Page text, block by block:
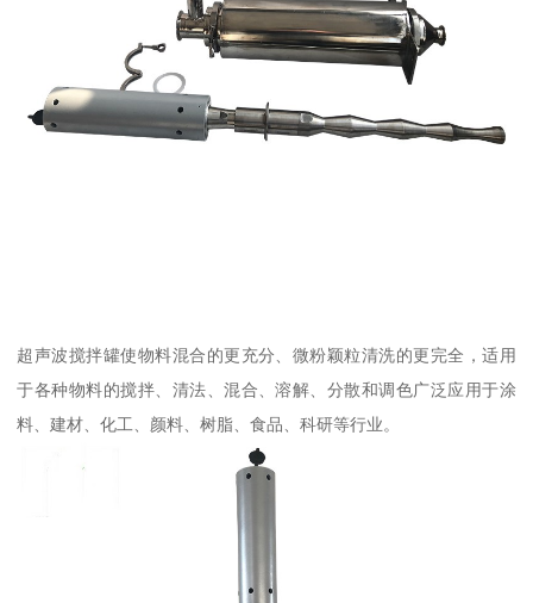
超声波搅拌罐使物料混合的更充分、微粉颖粒清洗的更完全，适用
于各种物料的搅拌、清法、混合、溶解、分散和调色广泛应用于涂
料、建材、化工、颜料、树脂、食品、科研等行业。